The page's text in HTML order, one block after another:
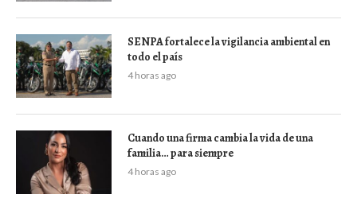
SENPA fortalece la vigilancia ambiental en
todo el país
4 horas ago
Cuando una firma cambia la vida de una
familia… para siempre
4 horas ago